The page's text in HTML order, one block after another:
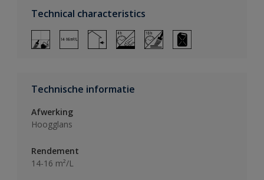
Technical characteristics
Technische informatie
Afwerking
Hoogglans
Rendement
14-16 m²/L